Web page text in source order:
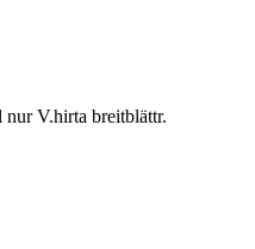
nur V.hirta breitblättr.